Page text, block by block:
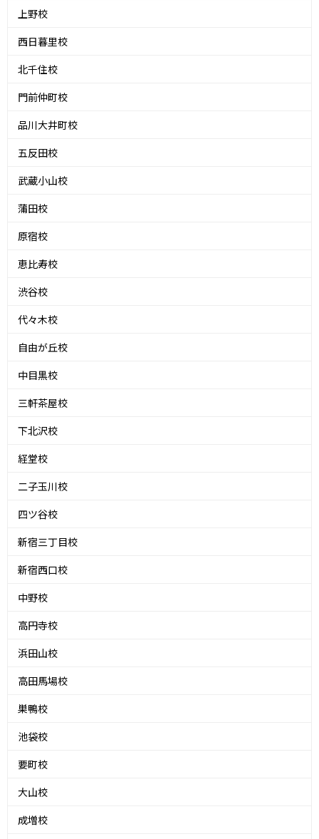
上野校
西日暮里校
北千住校
門前仲町校
品川大井町校
五反田校
武蔵小山校
蒲田校
原宿校
恵比寿校
渋谷校
代々木校
自由が丘校
中目黒校
三軒茶屋校
下北沢校
経堂校
二子玉川校
四ツ谷校
新宿三丁目校
新宿西口校
中野校
高円寺校
浜田山校
高田馬場校
巣鴨校
池袋校
要町校
大山校
成増校